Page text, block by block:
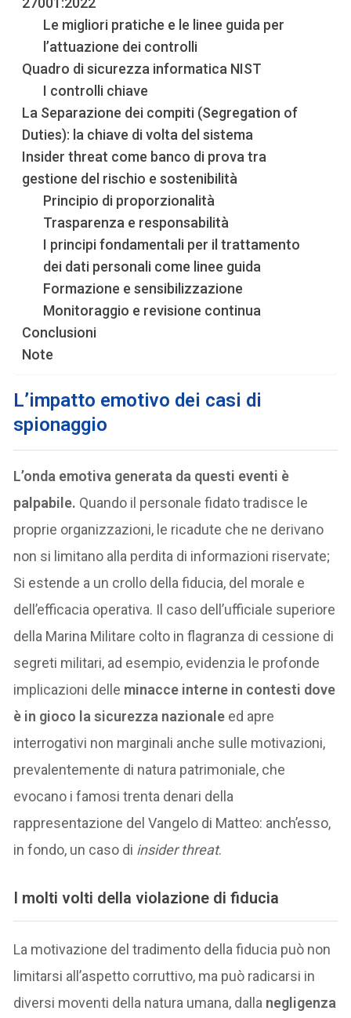
Le migliori pratiche e le linee guida per
l’attuazione dei controlli
Quadro di sicurezza informatica NIST
I controlli chiave
La Separazione dei compiti (Segregation of
Duties): la chiave di volta del sistema
Insider threat come banco di prova tra
gestione del rischio e sostenibilità
Principio di proporzionalità
Trasparenza e responsabilità
I principi fondamentali per il trattamento
dei dati personali come linee guida
Formazione e sensibilizzazione
Monitoraggio e revisione continua
Conclusioni
Note
L’impatto emotivo dei casi di
spionaggio
L’onda emotiva generata da questi eventi è
palpabile. Quando il personale fidato tradisce le
proprie organizzazioni, le ricadute che ne derivano
non si limitano alla perdita di informazioni riservate;
Si estende a un crollo della fiducia, del morale e
dell’efficacia operativa. Il caso dell’ufficiale superiore
della Marina Militare colto in flagranza di cessione di
segreti militari, ad esempio, evidenzia le profonde
implicazioni delle minacce interne in contesti dove
è in gioco la sicurezza nazionale ed apre
interrogativi non marginali anche sulle motivazioni,
prevalentemente di natura patrimoniale, che
evocano i famosi trenta denari della
rappresentazione del Vangelo di Matteo: anch’esso,
in fondo, un caso di insider threat.
I molti volti della violazione di fiducia
La motivazione del tradimento della fiducia può non
limitarsi all’aspetto corruttivo, ma può radicarsi in
diversi moventi della natura umana, dalla negligenza